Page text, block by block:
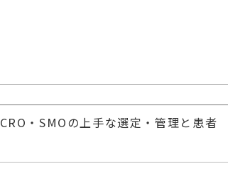
・SMOの上手な選定・管理と患者